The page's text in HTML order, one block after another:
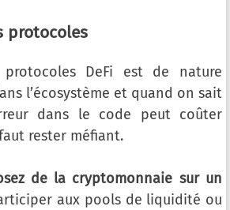
protocoles
DeFi est de nature
l’écosystème et quand on sait
dans le code peut coûter
rester méfiant.
de la cryptomonnaie sur un
aux pools de liquidité ou